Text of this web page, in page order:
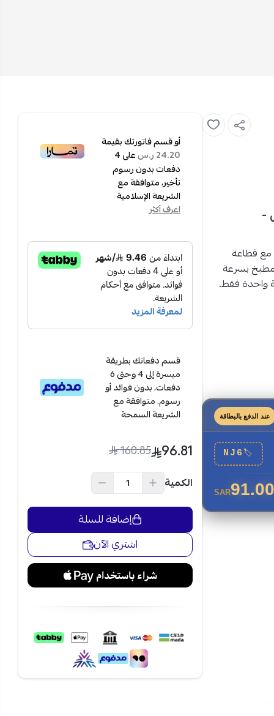
-
مع قطاعة
بسرعة
واحدة فقط.
نتائج
في المطبخ.
عند الدفع بالبطاقة
🏷
NJ6
91.00
SAR
أو قسم فاتورتك بقيمة
24.20 ر.س على4
دفعات بدون رسوم
تأخير، متوافقة مع
الشريعة الإسلامية
اعرف أكثر
قسم دفعاتك بطريقة
ميسرة إلى 4 وحتى 6
دفعات، بدون فوائد أو
رسوم. متوافقة مع
الشريعة السمحة
96.81
160.85
الكمية
إضافة للسلة
اشتري الآن